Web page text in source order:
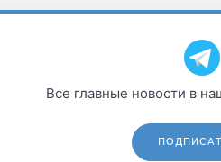
Все главные новости в